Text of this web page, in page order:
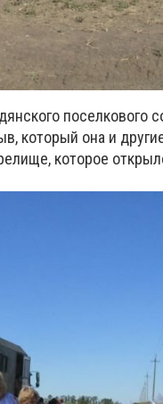
поселкового
который она и
которое